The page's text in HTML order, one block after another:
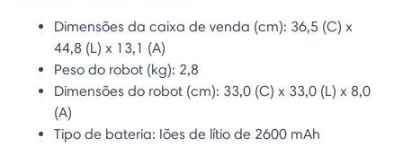
Dimensões da caixa de venda (cm): 36,5 (C) x
44,8 (L) x 13,1 (A)
Peso do robot (kg): 2,8
Dimensões do robot (cm): 33,0 (C) x 33,0 (L) x 8,0
(A)
Tipo de bateria: Iões de lítio de 2600 mAh